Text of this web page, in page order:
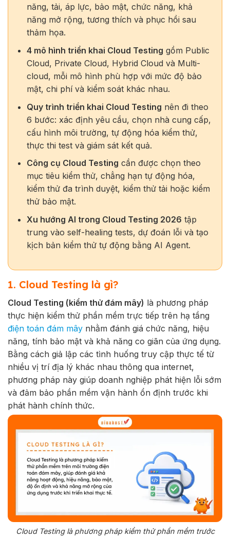
năng, tải, áp lực, bảo mật, chức năng, khả
năng mở rộng, tương thích và phục hồi sau
thảm họa.
4 mô hình triển khai Cloud Testing gồm Public
Cloud, Private Cloud, Hybrid Cloud và Multi-
cloud, mỗi mô hình phù hợp với mức độ bảo
mật, chi phí và kiểm soát khác nhau.
Quy trình triển khai Cloud Testing nên đi theo
6 bước: xác định yêu cầu, chọn nhà cung cấp,
cấu hình môi trường, tự động hóa kiểm thử,
thực thi test và giám sát kết quả.
Công cụ Cloud Testing cần được chọn theo
mục tiêu kiểm thử, chẳng hạn tự động hóa,
kiểm thử đa trình duyệt, kiểm thử tải hoặc kiểm
thử bảo mật.
Xu hướng AI trong Cloud Testing 2026 tập
trung vào self-healing tests, dự đoán lỗi và tạo
kịch bản kiểm thử tự động bằng AI Agent.
1. Cloud Testing là gì?
Cloud Testing (kiểm thử đám mây) là phương pháp
thực hiện kiểm thử phần mềm trực tiếp trên hạ tầng
điện toán đám mây nhằm đánh giá chức năng, hiệu
năng, tính bảo mật và khả năng co giãn của ứng dụng.
Bằng cách giả lập các tình huống truy cập thực tế từ
nhiều vị trí địa lý khác nhau thông qua internet,
phương pháp này giúp doanh nghiệp phát hiện lỗi sớm
và đảm bảo phần mềm vận hành ổn định trước khi
phát hành chính thức.
Cloud Testing là phương pháp kiểm thử phần mềm trước